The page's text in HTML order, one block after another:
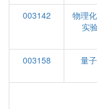
003142
物理
实
003158 量